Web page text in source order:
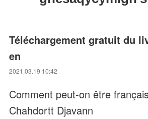
Téléchargement gratuit du
en
2021.03.19 10:42
Comment peut-on être
Chahdortt Djavann